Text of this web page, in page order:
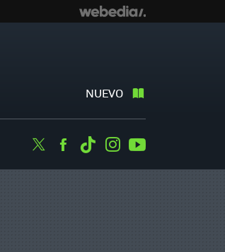
NUEVO
TwitterFacebook
TiktokInstagram